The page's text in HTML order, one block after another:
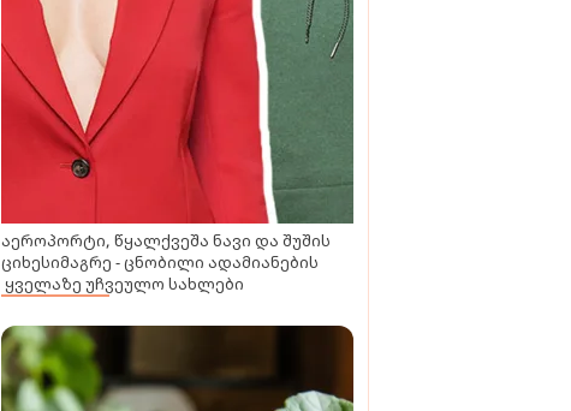
აეროპორტი, წყალქვეშა ნავი და შუშის
ციხესიმაგრე - ცნობილი ადამიანების
ყველაზე უჩვეულო სახლები